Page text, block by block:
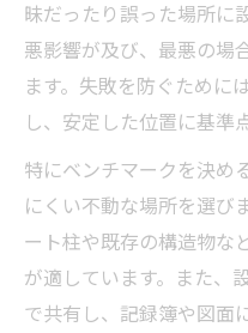
昧だったり誤った場所に
悪影響が及び、最悪の場
ます。失敗を防ぐために
し、安定した位置に基準
特にベンチマークを決め
にくい不動な場所を選び
ート柱や既存の構造物な
が適しています。また、
で共有し、記録簿や図面